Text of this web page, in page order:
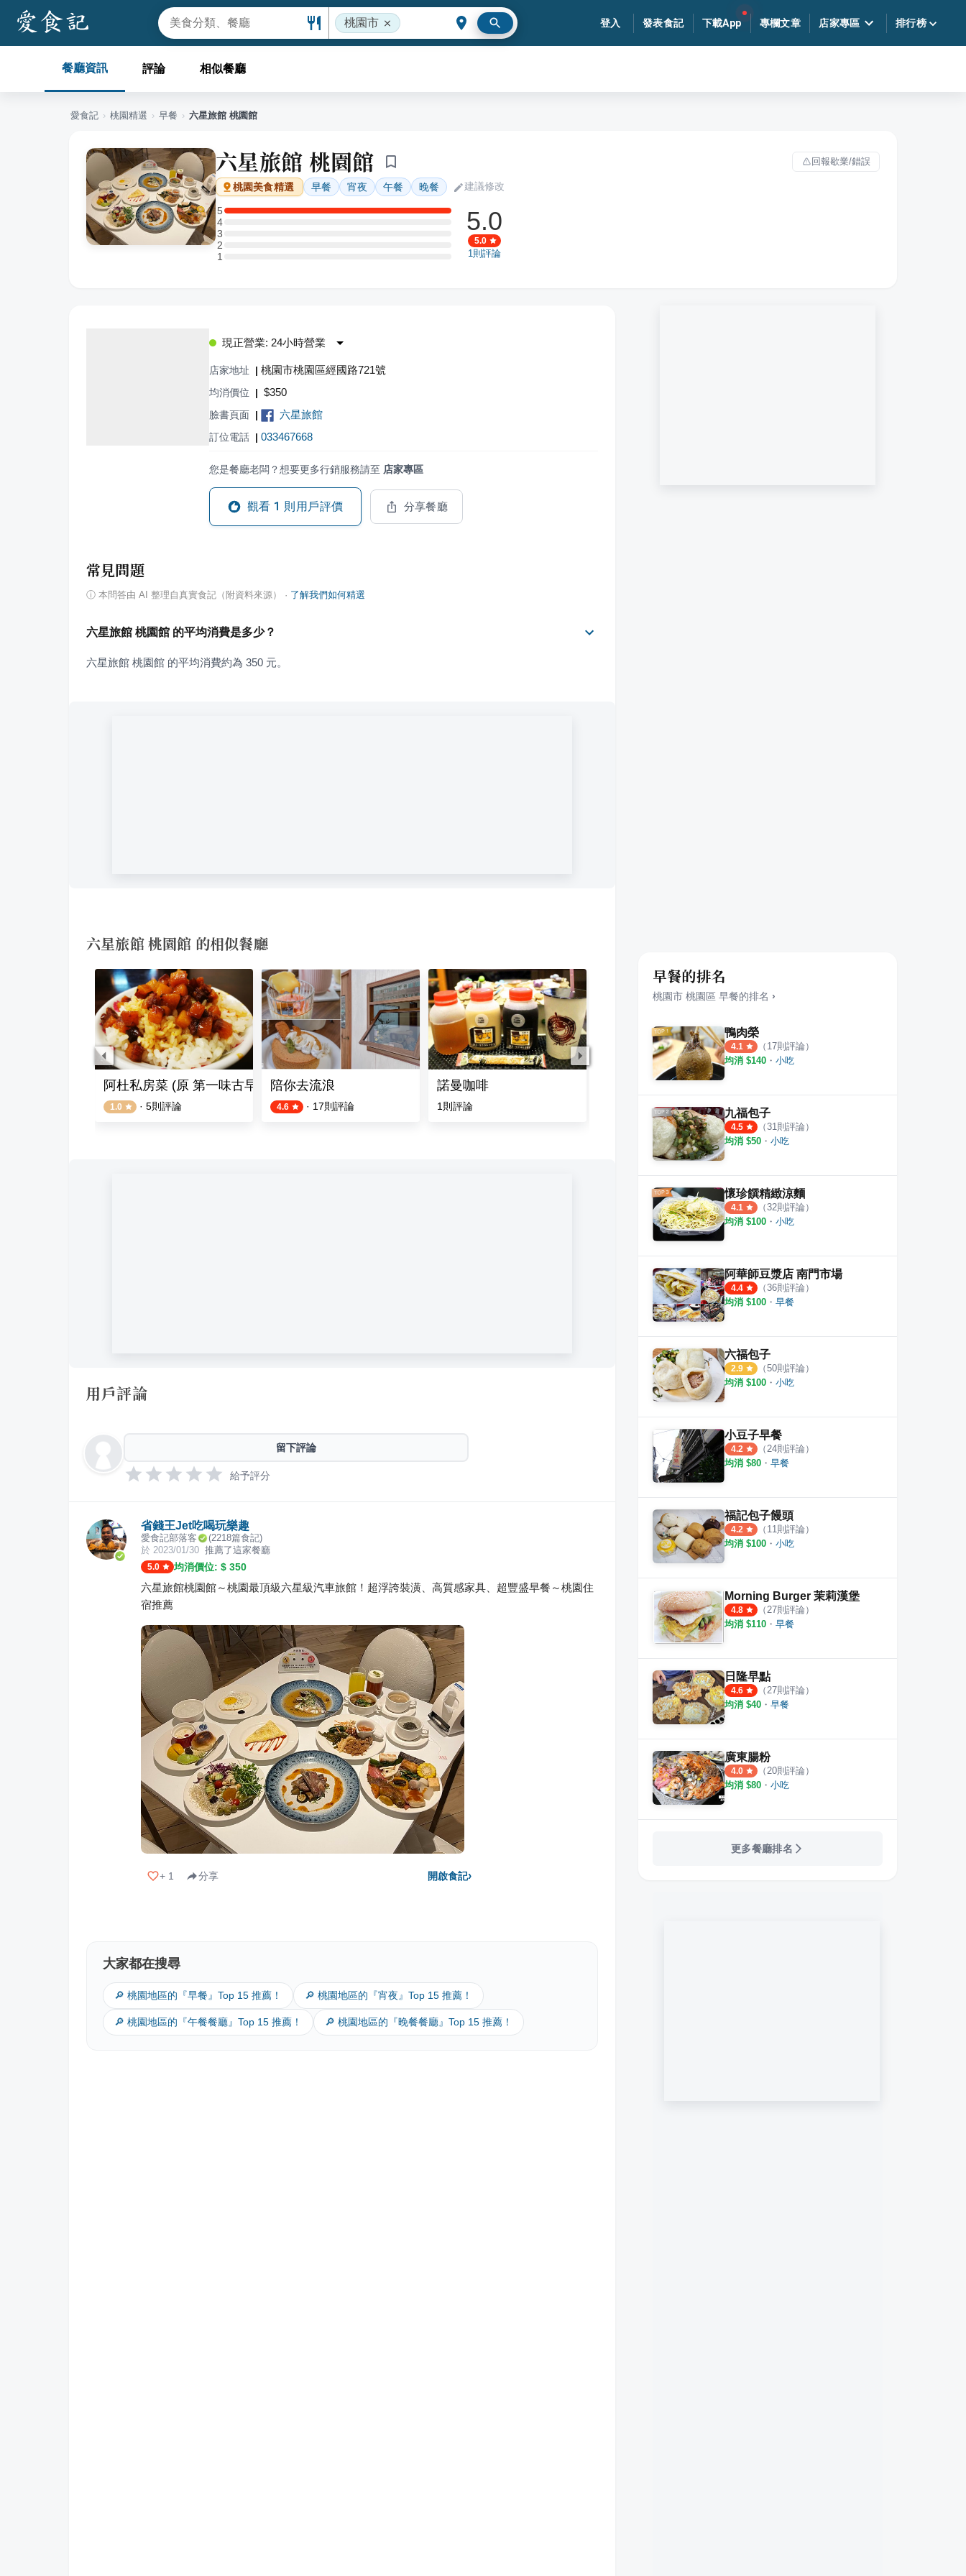
桃園市 登入 發表食記 下載App 專欄文章 店家專區 排行榜
餐廳資訊 評論 相似餐廳
愛食記 › 桃園精選 › 早餐 › 六星旅館 桃園館
六星旅館 桃園館 回報歇業/錯誤
桃園美食精選 早餐 宵夜 午餐 晚餐 建議修改
5
5 星：1 則評論
4
4 星：0 則評論
3
3 星：0 則評論
2
2 星：0 則評論
11 星：0 則評論
5.0
5.0
1則評論
現正營業: 24小時營業
店家地址 | 桃園市桃園區經國路721號
均消價位 | $350
臉書頁面 | 六星旅館
訂位電話 | 033467668
您是餐廳老闆？想要更多行銷服務請至 店家專區
觀看 1 則用戶評價 分享餐廳
常見問題
ⓘ 本問答由 AI 整理自真實食記（附資料來源） · 了解我們如何精選
六星旅館 桃園館 的平均消費是多少？
六星旅館 桃園館 的平均消費約為 350 元。
六星旅館 桃園館 的相似餐廳
阿杜私房菜 (原 第一味古早麵)
1.0 · 5則評論
陪你去流浪
4.6 · 17則評論
諾曼咖啡
1 則評論 則評論
用戶評論
留下評論
給予評分
省錢王Jet吃喝玩樂趣
愛食記部落客 (2218篇食記)
於 2023/01/30 推薦了這家餐廳
5.0 均消價位: $ 350
六星旅館桃園館～桃園最頂級六星級汽車旅館！超浮誇裝潢、高質感家具、超豐盛早餐～桃園住
宿推薦
+ 1 分享 開啟食記›
大家都在搜尋
🔎 桃園地區的『早餐』Top 15 推薦！ 🔎 桃園地區的『宵夜』Top 15 推薦！
🔎 桃園地區的『午餐餐廳』Top 15 推薦！ 🔎 桃園地區的『晚餐餐廳』Top 15 推薦！
早餐的排名
桃園市 桃園區 早餐的排名 ›
鴨肉榮
4.1 （ 17則評論）
均消 $140 ・ 小吃
九福包子
4.5 （31 則評論）
均消 $50 ・ 小吃
懷珍饌精緻涼麵
4.1 （32則評論）
均消 $100 ・ 小吃
阿華師豆漿店 南門市場
4.4 （36則評論）
均消 $100 ・ 早餐
六福包子
2.9 （50則評論）
均消 $100 ・ 小吃
小豆子早餐
4.2 （ 24則評論）
均消 $80 ・ 早餐
福記包子饅頭
4.2 （ 11 則評論）
均消 $100 ・ 小吃
Morning Burger 茉莉漢堡
4.8 （ 27則評論）
均消 $110 ・ 早餐
日隆早點
4.6 （ 27則評論）
均消 $40 ・ 早餐
廣東腸粉
4.0 （ 20則評論）
均消 $80 ・ 小吃
更多餐廳排名